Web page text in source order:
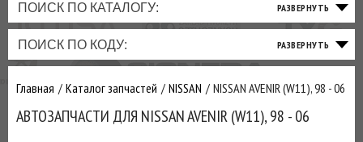
ПОИСК ПО КАТАЛОГУ:
ПОИСК ПО КОДУ:
Главная Каталог запчастей NISSAN NISSAN AVENIR (W11), 98 - 06
АВТОЗАПЧАСТИ ДЛЯ NISSAN AVENIR (W11), 98 - 06
Беларусь
+375
+375
ТО
ФИЛЬТРА
ТОРМОЗНАЯ
СИСТЕМА
ПОДВЕСКА
РУЛЕВОЕ
ТРАНСМИССИЯ
ПРИВОД
ДВИГАТЕЛЬ
ВЫХЛОП
ЭЛЕКТРИКА
ОСВЕЩЕНИЕ
РАСХОДНИКИ,